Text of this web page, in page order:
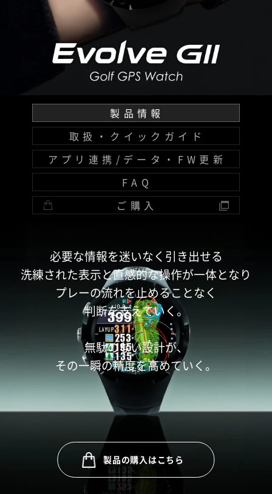
製品情報
取扱・クイックガイド
アプリ連携/データ・FW更新
FAQ
ご購入
必要な情報を迷いなく引き出せる
洗練された表示と直感的な操作が一体となり
プレーの流れを止めることなく
判断を支えていく。
無駄のない設計が、
その一瞬の精度を高めていく。
製品の購入はこちら